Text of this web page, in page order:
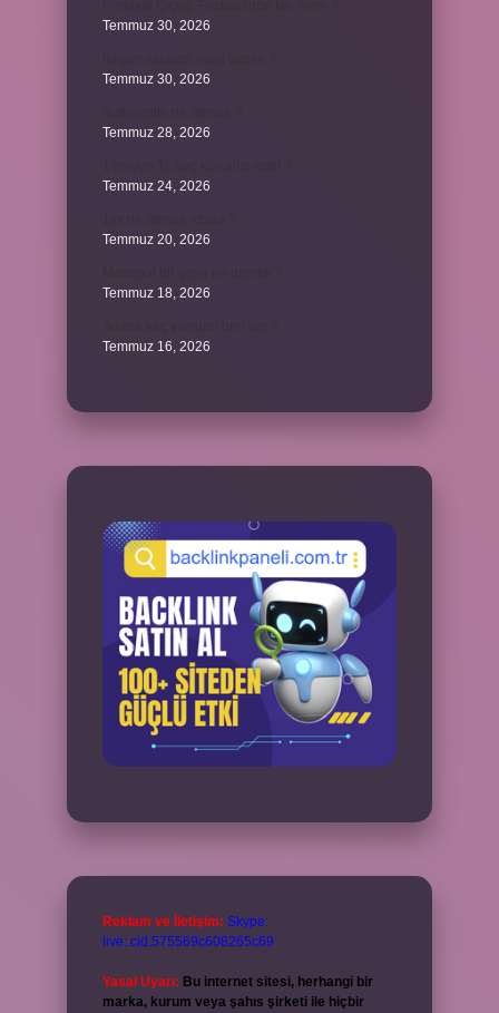
Temmuz 30, 2026
Temmuz 30, 2026
Temmuz 28, 2026
Temmuz 24, 2026
Temmuz 20, 2026
Temmuz 18, 2026
Temmuz 16, 2026
Reklam ve İletişim: Skype:
live:.cid.575569c608265c69
Yasal Uyarı: Bu internet sitesi, herhangi bir
marka, kurum veya şahıs şirketi ile hiçbir